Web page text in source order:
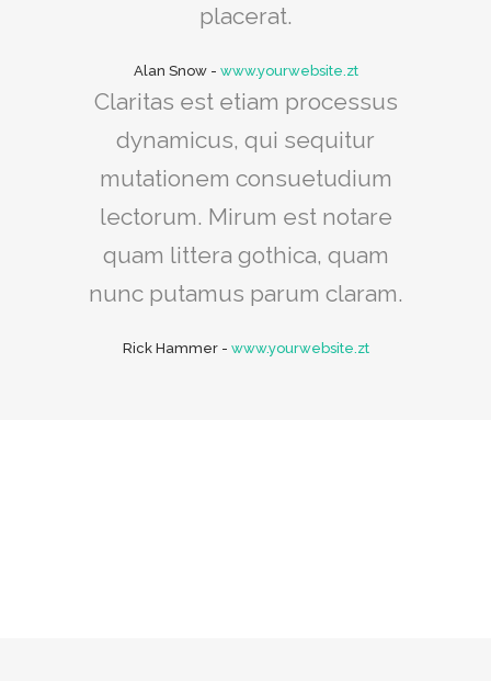
placerat.
Alan Snow- www.yourwebsite.zt
Claritas est etiam processus
dynamicus, qui sequitur
mutationem consuetudium
lectorum. Mirum est notare
quam littera gothica, quam
nunc putamus parum claram.
Rick Hammer- www.yourwebsite.zt